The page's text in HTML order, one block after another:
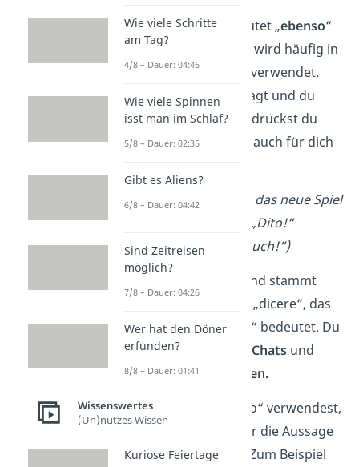
Das Wort „dito“ bedeutet „ebenso“
oder „gleichfalls
“ und wird häufig in
der Umgangssprache verwendet.
Wenn jemand etwas sagt und du
antwortest mit „dito“, drückst du
aus, dass das Gesagte auch für dich
Beispiel: „Ich habe das neue Spiel
durchgespielt.“ — „Dito!“
(Bedeutung:
„Ich auch!“)
„Dito“ ist ein Adverb und stammt
vom lateinischen Verb „dicere“, das
„sagen“ oder „meinen“ bedeutet. Du
findest es vor allem in Chats und
informellen Gesprächen.
Wichtig:
Wenn du „dito“ verwendest,
sollte das Ereignis oder die Aussage
euch beidebetreffen. Zum Beispiel
Wie viele Schritte
am Tag?
4/8 – Dauer: 04:46
Wie viele Spinnen
isst man im Schlaf?
5/8 – Dauer: 02:35
Gibt es Aliens?
6/8 – Dauer: 04:42
Sind Zeitreisen
möglich?
7/8 – Dauer: 04:26
Wer hat den Döner
erfunden?
8/8 – Dauer: 01:41
Wissenswertes
(Un)nützes Wissen
Kuriose Feiertage